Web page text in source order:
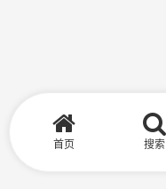
首页 搜索